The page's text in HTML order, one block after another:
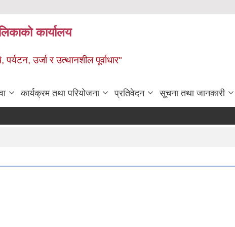
कार्यालय
उर्जा र उत्थानशील पूर्वाधार"
कार्यक्रम तथा परियोजना प्रतिवेदन सूचना तथा जानकारी